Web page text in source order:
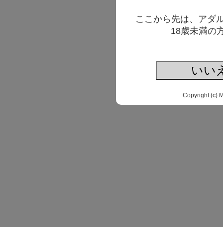
ここから先は、アダ
18歳未満の
いい
Copyright (c)